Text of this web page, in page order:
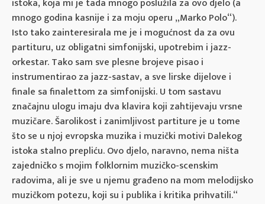
istoka, koja mi je tada mnogo poslužila za ovo djelo (a
mnogo godina kasnije i za moju operu „Marko Polo“).
Isto tako zainteresirala me je i mogućnost da za ovu
partituru, uz obligatni simfonijski, upotrebim i jazz-
orkestar. Tako sam sve plesne brojeve pisao i
instrumentirao za jazz-sastav, a sve lirske dijelove i
finale sa finalettom za simfonijski. U tom sastavu
značajnu ulogu imaju dva klavira koji zahtijevaju vrsne
muzičare. Šarolikost i zanimljivost partiture je u tome
što se u njoj evropska muzika i muzički motivi Dalekog
istoka stalno prepliću. Ovo djelo, naravno, nema ništa
zajedničko s mojim folklornim muzičko-scenskim
radovima, ali je sve u njemu građeno na mom melodijsko
muzičkom potezu, koji su i publika i kritika prihvatili.“